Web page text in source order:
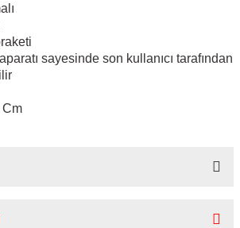
sayesinde son kullanıcı tarafından
Cm